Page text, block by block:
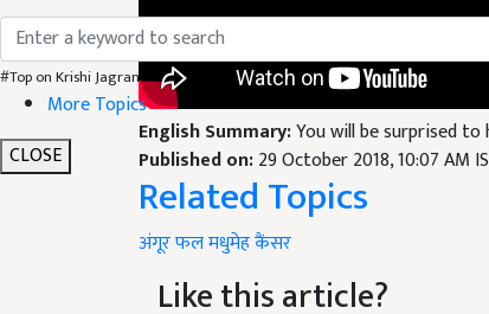
#Top on Krishi Jagran
More Topics
CLOSE
English Summary:You will be surprised
Published on:29 October 2018, 10:07 AM
Related Topics
अंगूरफलमधुमेहकैंसर
Like this article?